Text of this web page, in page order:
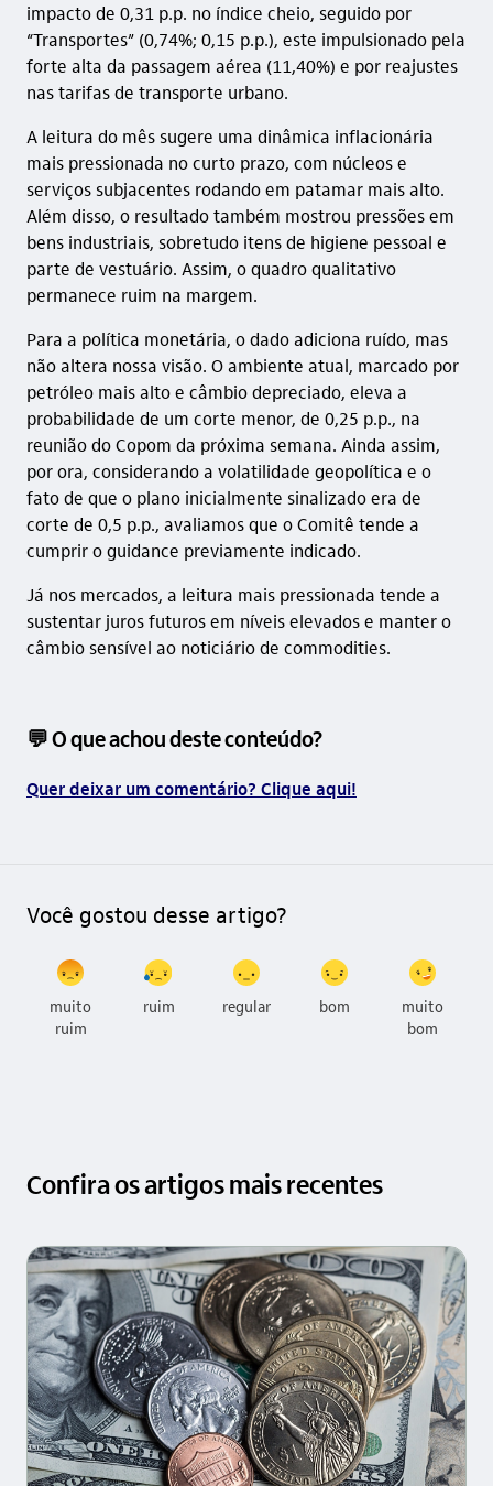
impacto de 0,31 p.p. no índice cheio, seguido por
“Transportes” (0,74%; 0,15 p.p.), este impulsionado pela
forte alta da passagem aérea (11,40%) e por reajustes
nas tarifas de transporte urbano.
A leitura do mês sugere uma dinâmica inflacionária
mais pressionada no curto prazo, com núcleos e
serviços subjacentes rodando em patamar mais alto.
Além disso, o resultado também mostrou pressões em
bens industriais, sobretudo itens de higiene pessoal e
parte de vestuário. Assim, o quadro qualitativo
permanece ruim na margem.
Para a política monetária, o dado adiciona ruído, mas
não altera nossa visão. O ambiente atual, marcado por
petróleo mais alto e câmbio depreciado, eleva a
probabilidade de um corte menor, de 0,25 p.p., na
reunião do Copom da próxima semana. Ainda assim,
por ora, considerando a volatilidade geopolítica e o
fato de que o plano inicialmente sinalizado era de
corte de 0,5 p.p., avaliamos que o Comitê tende a
cumprir oguidance previamente indicado.
Já nos mercados, a leitura mais pressionada tende a
sustentar juros futuros em níveis elevados e manter o
câmbio sensível ao noticiário de commodities.
💬 O que achou deste conteúdo?
Quer deixar um comentário? Clique aqui!
Você gostou desse artigo?
muito
ruim
ruim regular bom
muito
bom
Confira os artigos mais recentes